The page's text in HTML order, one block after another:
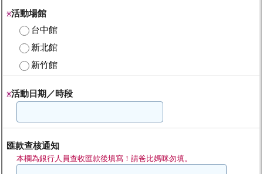
※活動場館
台中館
新北館
新竹館
※活動日期／時段
匯款查核通知
本欄為銀行人員查收匯款後填寫！請爸比媽咪勿填。